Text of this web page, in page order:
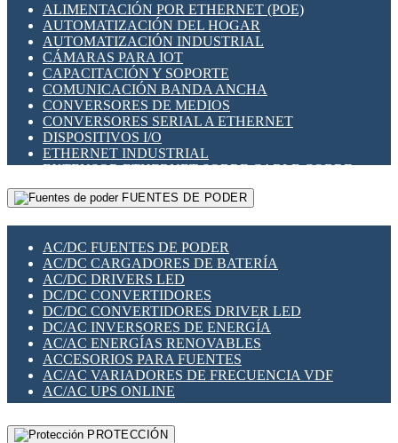
SENSORES INDUCTIVOS
TEMPORIZADORES
VARIACS
VARIADORES DE FRECUENCIA [VDF]
SECCIONADORES - INTERRUPTORES
MAQUINARIA
HERRAMIENTAS VARIAS
ILUMINACIÓN LED
INTERRUPTORES REED
INTERFACES DE RELÉ
OTROS RELÉS
PROTECCIÓN TÉRMICA
RELÉS AUTOMOTRICES
RELÉS DE SEÑAL
RELÉS DE ESTADO SÓLIDO SSR
RELÉS INDUSTRIALES
RELÉS MINIATURA DE POTENCIA
SENSORES MAGNÉTICOS
SWITCH Y MICROSWITCH
TARJETAS PI
UNIÓN Y DERIVACIÓN DE CABLE
ALIMENTACIÓN POR ETHERNET (POE)
AUTOMATIZACIÓN DEL HOGAR
AUTOMATIZACIÓN INDUSTRIAL
CÁMARAS PARA IOT
CAPACITACIÓN Y SOPORTE
COMUNICACIÓN BANDA ANCHA
CONVERSORES DE MEDIOS
CONVERSORES SERIAL A ETHERNET
DISPOSITIVOS I/O
ETHERNET INDUSTRIAL
EXTENSOR ETHERNET SOBRE CABLE COBRE
GATEWAY LORAWAN
GESTIÓN DE REDES
PLACAS MODULARES IOT
SWITCHES Y REDES WIFI
SOLUCIONES IOT
SOLUCIONES LORAWAN
SOLUCIONES RED CELULAR
SEGURIDAD PARA REDES
SWITCHES LAN
TELEFONÍA IP (VOIP)
VIGILANCIA IP (CCTV)
MESHTASTIC
FUENTES DE PODER
AC/DC FUENTES DE PODER
AC/DC CARGADORES DE BATERÍA
AC/DC DRIVERS LED
DC/DC CONVERTIDORES
DC/DC CONVERTIDORES DRIVER LED
DC/AC INVERSORES DE ENERGÍA
AC/AC ENERGÍAS RENOVABLES
ACCESORIOS PARA FUENTES
AC/AC VARIADORES DE FRECUENCIA VDF
AC/AC UPS ONLINE
PROTECCIÓN